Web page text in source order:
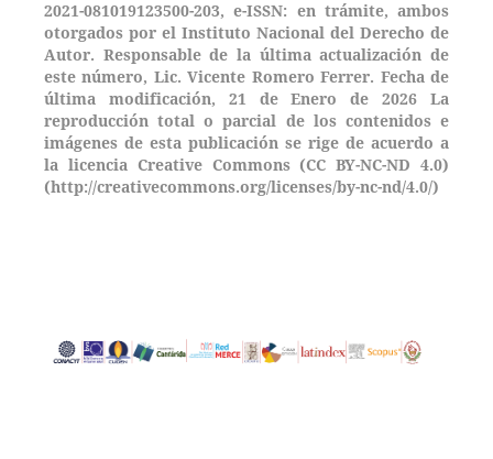
2021-081019123500-203, e-ISSN: en trámite, ambos
otorgados por el Instituto Nacional del Derecho de
Autor. Responsable de la última actualización de
este número, Lic. Vicente Romero Ferrer. Fecha de
última modificación, 21 de Enero de 2026 La
reproducción total o parcial de los contenidos e
imágenes de esta publicación se rige de acuerdo a
la licencia Creative Commons (CC BY-NC-ND 4.0)
(http://creativecommons.org/licenses/by-nc-nd/4.0/)